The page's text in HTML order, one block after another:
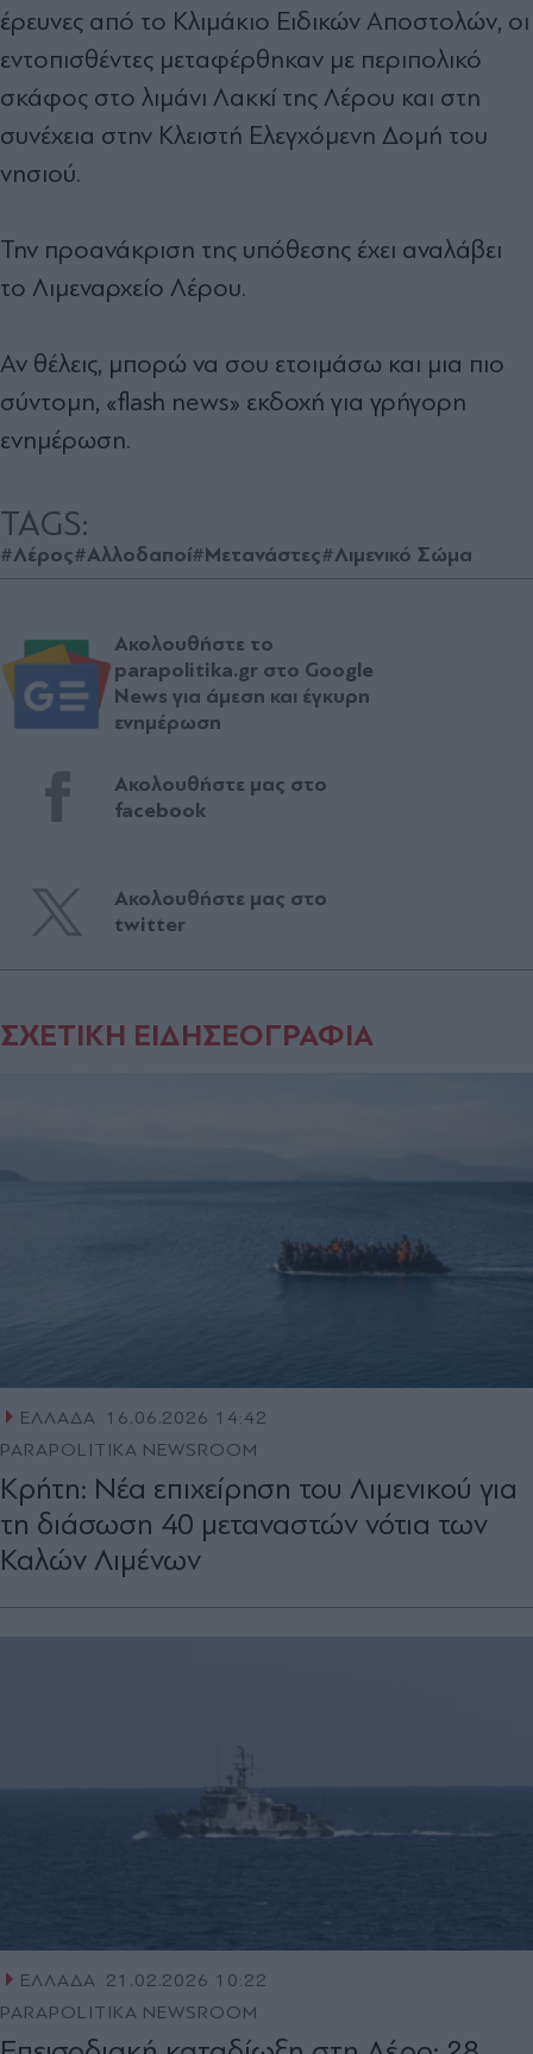
έρευνες από το Κλιμάκιο Ειδικών Αποστολών, οι
εντοπισθέντες μεταφέρθηκαν με περιπολικό
σκάφος στο λιμάνι Λακκί της Λέρου και στη
συνέχεια στην Κλειστή Ελεγχόμενη Δομή του
νησιού.
Την προανάκριση της υπόθεσης έχει αναλάβει
το Λιμεναρχείο Λέρου.
Αν θέλεις, μπορώ να σου ετοιμάσω και μια πιο
σύντομη, «flash news» εκδοχή για γρήγορη
ενημέρωση.
TAGS:
#Λέρος#Αλλοδαποί#Μετανάστες#Λιμενικό Σώμα
Ακολουθήστε το
parapolitika.gr στο Google
News για άμεση και έγκυρη
ενημέρωση
Ακολουθήστε μας στο
facebook
Ακολουθήστε μας στο
twitter
ΣΧΕΤΙΚΗ ΕΙΔΗΣΕΟΓΡΑΦΙΑ
ΕΛΛΑΔΑ
16.06.2026 14:42
PARAPOLITIKA NEWSROOM
Κρήτη: Νέα επιχείρηση του Λιμενικού για
τη διάσωση 40 μεταναστών νότια των
Καλών Λιμένων
ΕΛΛΑΔΑ 21.02.2026 10:22
PARAPOLITIKA NEWSROOM